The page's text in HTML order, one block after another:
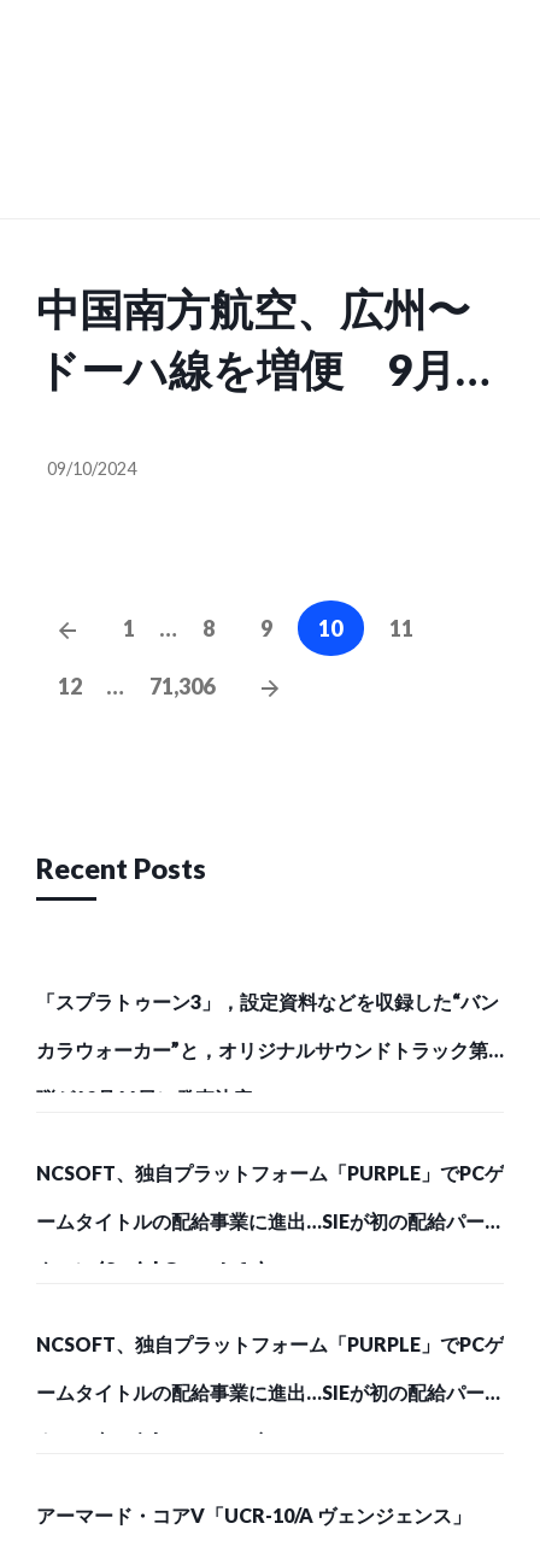
中国南方航空、広州〜
ドーハ線を増便 9月
09/10/2024
Posts
navigation
Previous
1 … 8 9 10 11
12 … 71,306
Next
Recent Posts
「スプラトゥーン3」，設定資料などを収録した“バン
カラウォーカー”と，オリジナルサウンドトラック第2
弾が12月11日に発売決定
NCSOFT、独自プラットフォーム「PURPLE」でPCゲ
ームタイトルの配給事業に進出…SIEが初の配給パート
ナーに (Social Game Info)
NCSOFT、独自プラットフォーム「PURPLE」でPCゲ
ームタイトルの配給事業に進出…SIEが初の配給パート
ナーに (Social Game Info)
アーマード・コアV「UCR-10/A ヴェンジェンス」